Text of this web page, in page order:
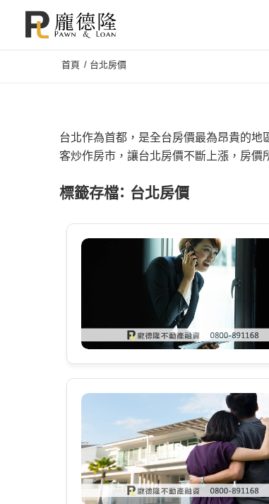
首頁 / 台北房價
台北作為首都，是全台房價最為昂貴的
客炒作房市，讓台北房價不斷上漲，房價
標籤存檔： 台北房價